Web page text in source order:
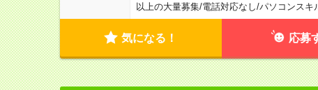
以上の大量募集/電話対応なし/パソコンスキ
気になる！ 応募